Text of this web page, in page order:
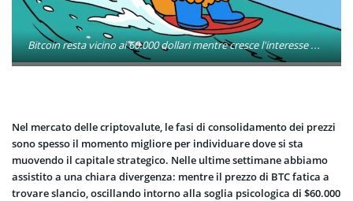
Bitcoin resta vicino ai 60.000 dollari mentre cresce l'interesse per i Layer 2. Intanto la prevendita di Bitcoin Hyper supera i 32,9 milioni di dollari, attirando investitori in cerca di nuove opportunità.
Nel mercato delle criptovalute, le fasi di consolidamento dei prezzi
sono spesso il momento migliore per individuare dove si sta
muovendo il capitale strategico. Nelle ultime settimane abbiamo
assistito a una chiara divergenza: mentre il prezzo di BTC fatica a
trovare slancio, oscillando intorno alla soglia psicologica di $60.000